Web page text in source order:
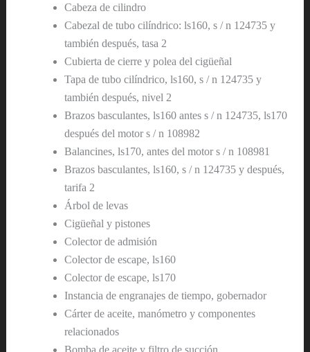
Cabeza de cilindro
Cabezal de tubo cilíndrico: ls160, s / n 124735 y
también después, tasa 2
Cubierta de cierre y polea del cigüeñal
Tapa de tubo cilíndrico, ls160, s / n 124735 y
también después, nivel 2
Brazos basculantes, ls160 antes s / n 124735, ls170
después del motor s / n 108982
Balancines, ls170, antes del motor s / n 108981
Brazos basculantes, ls160, s / n 124735 y después,
tarifa 2
Árbol de levas
Cigüeñal y pistones
Colector de admisión
Colector de escape, ls160
Colector de escape, ls170
Instancia de engranajes de tiempo, gobernador
Cárter de aceite, manómetro y componentes
relacionados
Bomba de aceite y filtro de succión